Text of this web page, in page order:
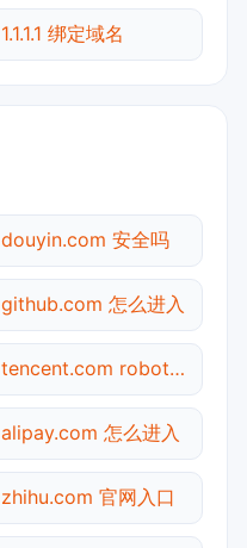
1.1.1.1 绑定域名
douyin.com 安全吗
github.com 怎么进入
tencent.com robots.txt检测
alipay.com 怎么进入
zhihu.com 官网入口